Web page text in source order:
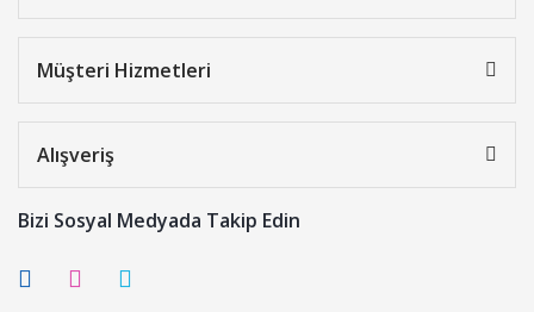
Müşteri Hizmetleri
Alışveriş
Bizi Sosyal Medyada Takip Edin